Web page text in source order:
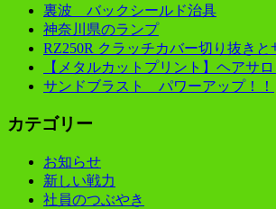
裏波 バックシールド治具
神奈川県のランプ
RZ250R クラッチカバー切り抜きと
【メタルカットプリント】ヘアサ
サンドブラスト パワーアップ！！
カテゴリー
お知らせ
新しい戦力
社員のつぶやき